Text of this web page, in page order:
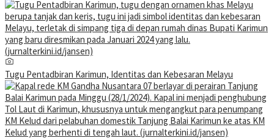
Tugu Pentadbiran Karimun, Identitas dan Kebesaran Melayu